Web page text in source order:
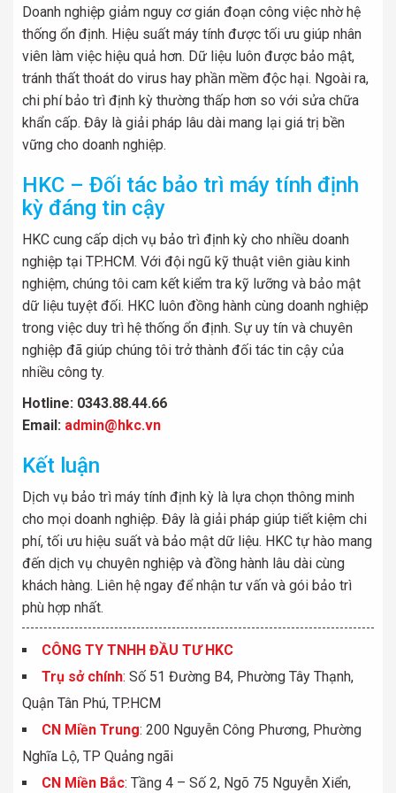
Doanh nghiệp giảm nguy cơ gián đoạn công việc nhờ hệ
thống ổn định. Hiệu suất máy tính được tối ưu giúp nhân
viên làm việc hiệu quả hơn. Dữ liệu luôn được bảo mật,
tránh thất thoát do virus hay phần mềm độc hại. Ngoài ra,
chi phí bảo trì định kỳ thường thấp hơn so với sửa chữa
khẩn cấp. Đây là giải pháp lâu dài mang lại giá trị bền
vững cho doanh nghiệp.
HKC – Đối tác bảo trì máy tính định
kỳ đáng tin cậy
HKC cung cấp dịch vụ bảo trì định kỳ cho nhiều doanh
nghiệp tại TP.HCM. Với đội ngũ kỹ thuật viên giàu kinh
nghiệm, chúng tôi cam kết kiểm tra kỹ lưỡng và bảo mật
dữ liệu tuyệt đối. HKC luôn đồng hành cùng doanh nghiệp
trong việc duy trì hệ thống ổn định. Sự uy tín và chuyên
nghiệp đã giúp chúng tôi trở thành đối tác tin cậy của
nhiều công ty.
Hotline: 0343.88.44.66
Email: admin@hkc.vn
Kết luận
Dịch vụ bảo trì máy tính định kỳ là lựa chọn thông minh
cho mọi doanh nghiệp. Đây là giải pháp giúp tiết kiệm chi
phí, tối ưu hiệu suất và bảo mật dữ liệu. HKC tự hào mang
đến dịch vụ chuyên nghiệp và đồng hành lâu dài cùng
khách hàng. Liên hệ ngay để nhận tư vấn và gói bảo trì
phù hợp nhất.
CÔNG TY TNHH ĐẦU TƯ HKC
Trụ sở chính: Số 51 Đường B4, Phường Tây Thạnh,
Quận Tân Phú, TP.HCM
CN Miền Trung: 200 Nguyễn Công Phương, Phường
Nghĩa Lộ, TP Quảng ngãi
CN Miền Bắc: Tầng 4 – Số 2, Ngõ 75 Nguyễn Xiển,